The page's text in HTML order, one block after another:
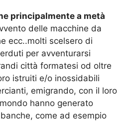
principalmente a metà
delle macchine da
ecc..molti scelsero di
per avventurarsi
città formatesi od oltre
istruiti e/o inossidabili
emigrando, con il loro
hanno generato
come ad esempio